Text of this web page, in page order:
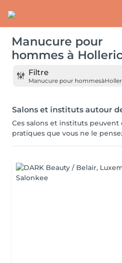
Manucure pour
hommes à
Filtre
Manucure pour hommesà
Salons et instituts autour
Ces salons et instituts
pratiques que vous ne le